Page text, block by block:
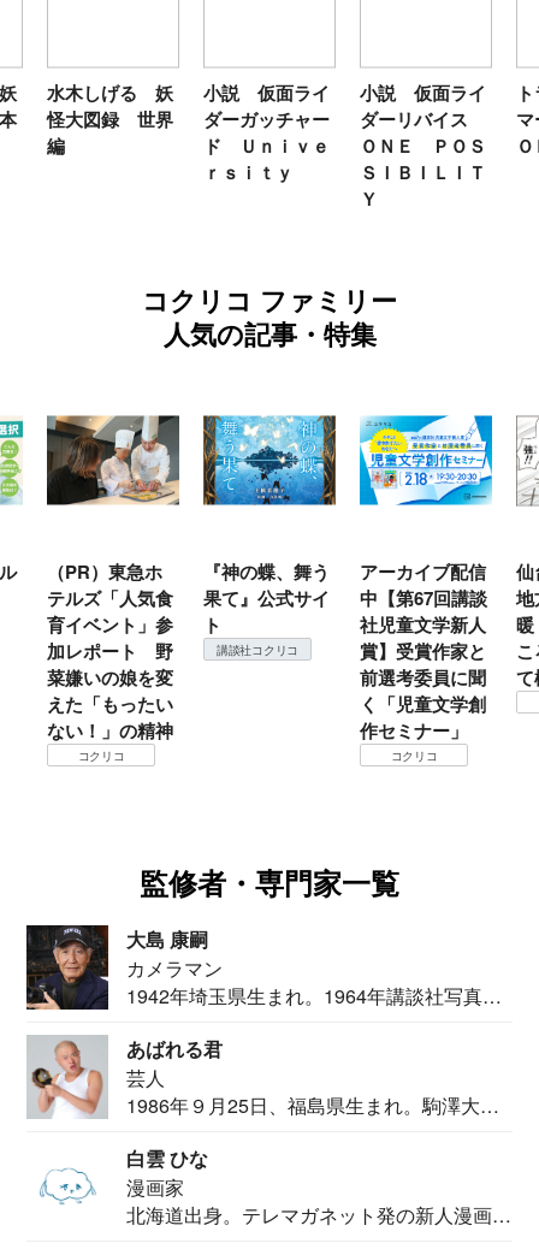
水木しげる 妖
怪大図録 世界
編
小説 仮面ライ
ダーガッチャー
ド Ｕｎｉｖｅ
ｒｓｉｔｙ
小説 仮面ライ
ダーリバイス
ＯＮＥ ＰＯＳ
ＳＩＢＩＬＩＴ
Ｙ
コクリコ ファミリー
人気の記事・特集
（PR）東急ホ
テルズ「人気食
育イベント」参
加レポート 野
菜嫌いの娘を変
えた「もったい
ない！」の精神
コクリコ
『神の蝶、舞う
果て』公式サイ
ト
講談社コクリコ
アーカイブ配信
中【第67回講談
社児童文学新人
賞】受賞作家と
前選考委員に聞
く「児童文学創
作セミナー」
コクリコ
仙
地
て
監修者・専門家一覧
大島 康嗣
カメラマン
1942年埼玉県生まれ。1964年講談社写真部
あばれる君
芸人
1986年９月25日、福島県生まれ。駒澤大学
白雲 ひな
漫画家
北海道出身。テレマガネット発の新人漫画